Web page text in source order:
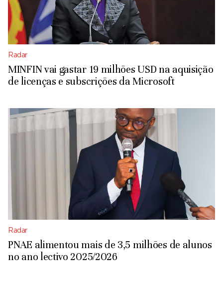
Radar
MINFIN vai gastar 19 milhões USD na aquisição
de licenças e subscrições da Microsoft
Radar
PNAE alimentou mais de 3,5 milhões de alunos
no ano lectivo 2025/2026